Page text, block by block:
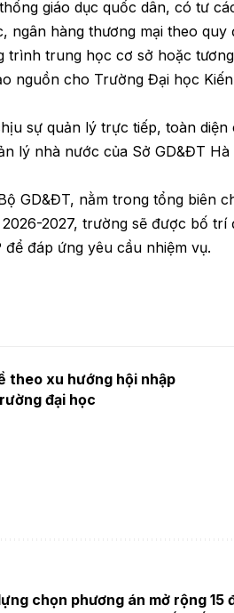
giáo dục quốc dân, có tư
ngân hàng thương mại theo quy
trình trung học cơ sở hoặc
nguồn cho Trường Đại học
sự quản lý trực tiếp, toàn diện
lý nhà nước của Sở GD&ĐT Hà
GD&ĐT, nằm trong tổng biên
2027, trường sẽ được bố trí
đáp ứng yêu cầu nhiệm vụ.
theo xu hướng hội nhập
đại học
chọn phương án mở rộng 15